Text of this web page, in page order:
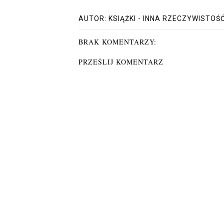
AUTOR: KSIĄŻKI - INNA
BRAK KOMENTARZY:
PRZEŚLIJ KOMENTARZ